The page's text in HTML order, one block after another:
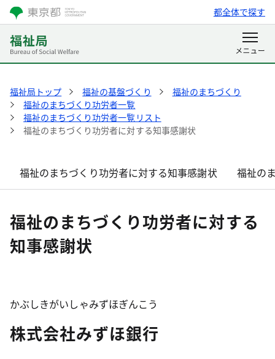
都全体で探す
福祉局トップ 福祉の基盤づくり
福祉のまちづくり
福祉のまちづくり功労者一覧
福祉のまちづくり功労者一覧リスト
福祉のまちづくり功労者に対する知事感謝状
福祉のまちづくり功労者に対する知事感謝状 福祉の
福祉のまちづくり功労者に対する
知事感謝状
かぶしきがいしゃみずほぎんこう
株式会社みずほ銀行